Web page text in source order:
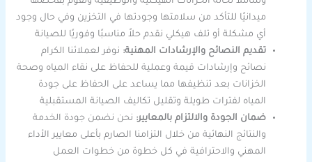
ميدانيًا للتأكد من سلامتها وجودتها في التخزين وفي حال وجود
أي مشكلة أو تلف هيكلي نقدم حلاً مناسبًا وفوريًا للصيانة
تقديم النصائح والإرشادات المهنية: نوفر لعملائنا الكرام
نصائح وإرشادات قيمة وعملية للحفاظ على نقاء المياه وصحة
الخزانات بعد تنظيفها مما يساعد على الحفاظ على جودة
المياه لفترات طويلة وتقليل تكاليف الصيانة المستقبلية
ضمان الجودة والالتزام بالمعايير: نحن نضمن جودة الخدمة
والنتائج النهائية من خلال التزامنا الصارم بأعلى معايير الأداء
المهني والاحترافية في كل خطوة من خطوات العمل